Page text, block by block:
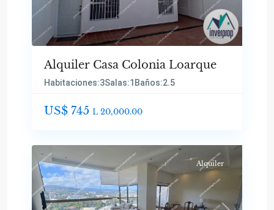
Alquiler Casa Colonia Loarque
Habitaciones:3Salas:1 Baños:2.5
US$ 745 L 20,000.00
Alquiler